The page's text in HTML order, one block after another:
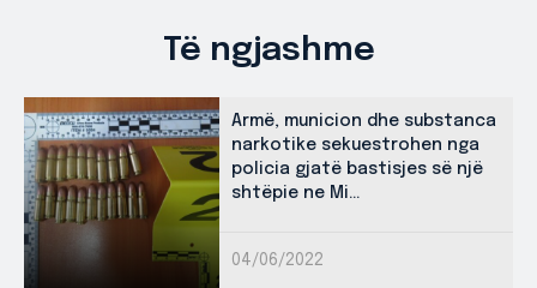
Të ngjashme
Armë, municion dhe substanca
narkotike sekuestrohen nga
policia gjatë bastisjes së një
shtëpie ne Mi...
04/06/2022